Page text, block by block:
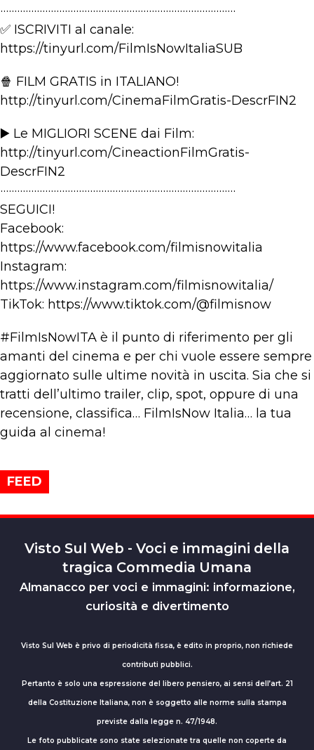
····················································································
✅ ISCRIVITI al canale:
https://tinyurl.com/FilmIsNowItaliaSUB
🍿 FILM GRATIS in ITALIANO!
http://tinyurl.com/CinemaFilmGratis-DescrFIN2
▶️ Le MIGLIORI SCENE dai Film:
http://tinyurl.com/CineactionFilmGratis-
DescrFIN2
····················································································
SEGUICI!
Facebook:
https://www.facebook.com/filmisnowitalia
Instagram:
https://www.instagram.com/filmisnowitalia/
TikTok: https://www.tiktok.com/@filmisnow
#FilmIsNowITA è il punto di riferimento per gli
amanti del cinema e per chi vuole essere sempre
aggiornato sulle ultime novità in uscita. Sia che si
tratti dell’ultimo trailer, clip, spot, oppure di una
recensione, classifica… FilmIsNow Italia… la tua
guida al cinema!
FEED
Visto Sul Web - Voci e immagini della
tragica Commedia Umana
Almanacco per voci e immagini: informazione,
curiosità e divertimento
Visto Sul Web è privo di periodicità fissa, è edito in proprio, non richiede
contributi pubblici.
Pertanto è solo una espressione del libero pensiero, ai sensi dell’art. 21
della Costituzione Italiana, non è soggetto alle norme sulla stampa
previste dalla legge n. 47/1948.
Le foto pubblicate sono state selezionate tra quelle non coperte da